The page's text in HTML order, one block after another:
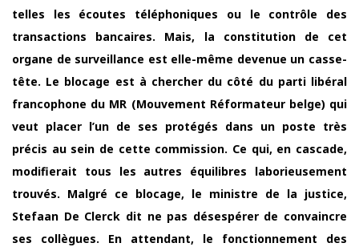
telles les écoutes téléphoniques ou le contrôle des
transactions bancaires. Mais, la constitution de cet
organe de surveillance est elle-même devenue un casse-
tête. Le blocage est à chercher du côté du parti libéral
francophone du MR (Mouvement Réformateur belge) qui
veut placer l’un de ses protégés dans un poste très
précis au sein de cette commission. Ce qui, en cascade,
modifierait tous les autres équilibres laborieusement
trouvés. Malgré ce blocage, le ministre de la justice,
Stefaan De Clerck dit ne pas désespérer de convaincre
ses collègues. En attendant, le fonctionnement des